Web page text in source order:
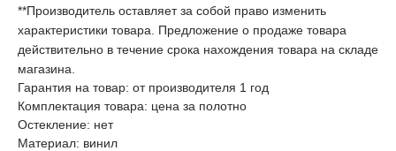
**Производитель оставляет за собой право изменить
характеристики товара. Предложение о продаже товара
действительно в течение срока нахождения товара на складе
магазина.
Гарантия на товар: от производителя 1 год
Комплектация товара: цена за полотно
Остекление: нет
Материал: винил